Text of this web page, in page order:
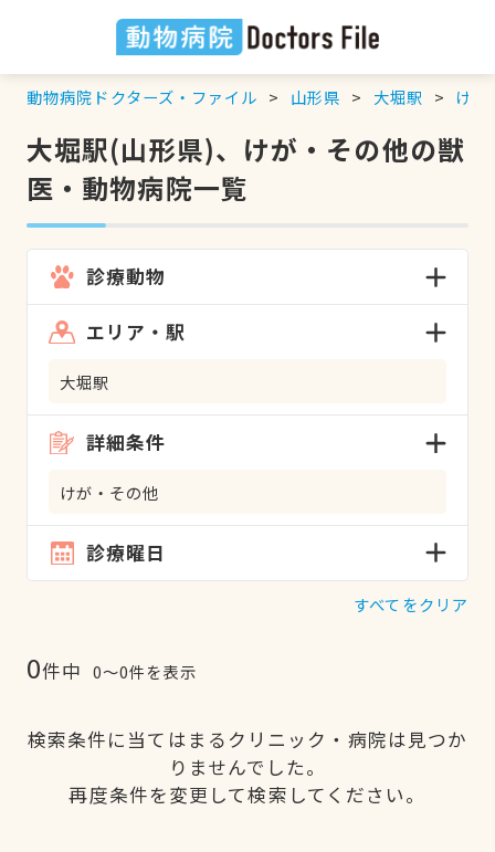
動物病院ドクターズ・ファイル 山形県 大堀駅 けが
大堀駅(山形県)、けが・その他の獣
医・動物病院一覧
診療動物
エリア・駅
大堀駅
詳細条件
けが・その他
診療曜日
すべてをクリア
0件中 0〜0件を表示
検索条件に当てはまるクリニック・病院は見つか
りませんでした。
再度条件を変更して検索してください。